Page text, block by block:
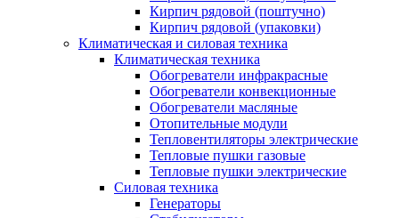
Кирпич рядовой (поштучно)
Кирпич рядовой (упаковки)
Климатическая и силовая техника
Климатическая техника
Обогреватели инфракрасные
Обогреватели конвекционные
Обогреватели масляные
Отопительные модули
Тепловентиляторы электрические
Тепловые пушки газовые
Тепловые пушки электрические
Силовая техника
Генераторы